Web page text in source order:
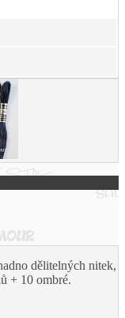
dělitelných nitek,
+ 10 ombré.